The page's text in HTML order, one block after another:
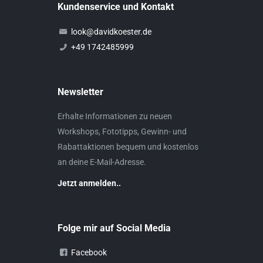
Kundenservice und Kontakt
look@davidkoester.de
+49 1742485999
Newsletter
Erhalte Informationen zu neuen
Workshops, Fototipps, Gewinn- und
Rabattaktionen bequem und kostenlos
an deine E-Mail-Adresse.
Jetzt anmelden..
Folge mir auf Social Media
Facebook